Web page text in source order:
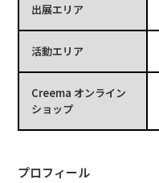
出展エリア
活動エリア
Creema オンライン
ショップ
プロフィール